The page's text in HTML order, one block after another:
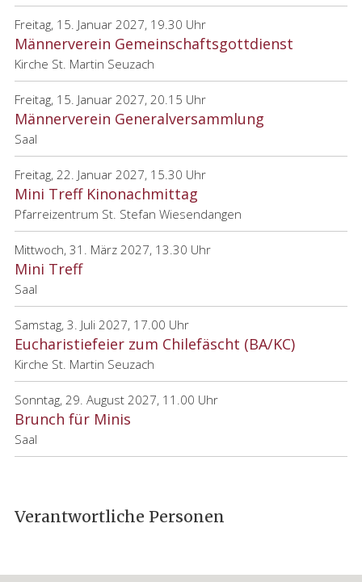
Freitag, 15. Januar 2027, 19.30 Uhr
Männerverein Gemeinschaftsgottdienst
Kirche St. Martin Seuzach
Freitag, 15. Januar 2027, 20.15 Uhr
Männerverein Generalversammlung
Saal
Freitag, 22. Januar 2027, 15.30 Uhr
Mini Treff Kinonachmittag
Pfarreizentrum St. Stefan Wiesendangen
Mittwoch, 31. März 2027, 13.30 Uhr
Mini Treff
Saal
Samstag, 3. Juli 2027, 17.00 Uhr
Eucharistiefeier zum Chilefäscht (BA/KC)
Kirche St. Martin Seuzach
Sonntag, 29. August 2027, 11.00 Uhr
Brunch für Minis
Saal
Haupt-
Verantwortliche Personen